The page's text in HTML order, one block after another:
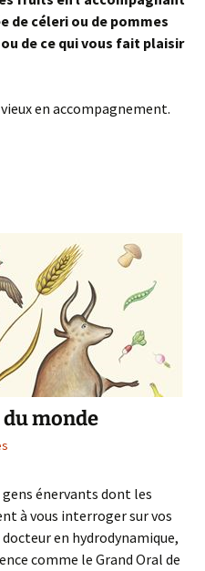
de céleri ou de pommes
de ce qui vous fait plaisir
en accompagnement.
monde
énervants dont les
à vous interroger sur vos
en hydrodynamique,
comme le Grand Oral de